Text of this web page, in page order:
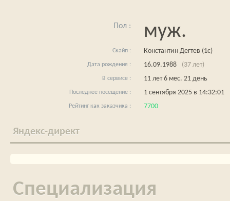
муж.
Константин Дегтев (1c)
16.09.1988
(37 лет)
11 лет 6 мес. 21 день
1 сентября 2025 в 14:32:01
7700
Яндекс-директ
Специализация